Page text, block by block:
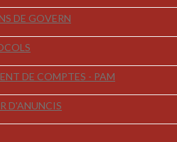
DE GOVERN
DE COMPTES - PAM
D'ANUNCIS